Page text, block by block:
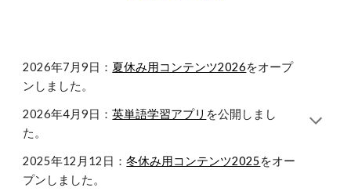
2026年7 月9日： 夏休み用コンテンツ2026をオープ
ンしました。
2026年4月9日：英単語学習アプリ を公開しまし
た。
2025年12 月 12 日：冬休み用コンテンツ2025をオー
プンしました。